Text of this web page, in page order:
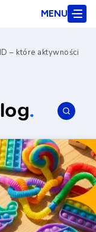
MENU
– które aktywności
.